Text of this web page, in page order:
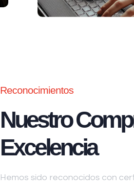
Reconocimientos
Nuestro
Excelencia
Hemos sido reconocidos con